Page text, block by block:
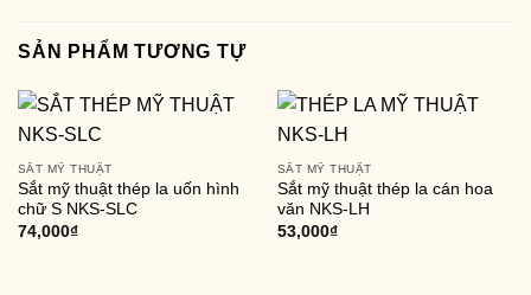
SẢN PHẨM TƯƠNG TỰ
SẮT MỸ THUẬT
Sắt mỹ thuật thép la uốn hình
chữ S NKS-SLC
74,000₫
SẮT MỸ THUẬT
Sắt mỹ thuật thép la cán hoa
văn NKS-LH
53,000₫